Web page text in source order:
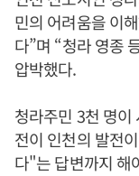
민의 어려움을 이
다”며 “청라 영종
압박했다.
청라주민 3천 명
전이 인천의 발전
다"는 답변까지 해